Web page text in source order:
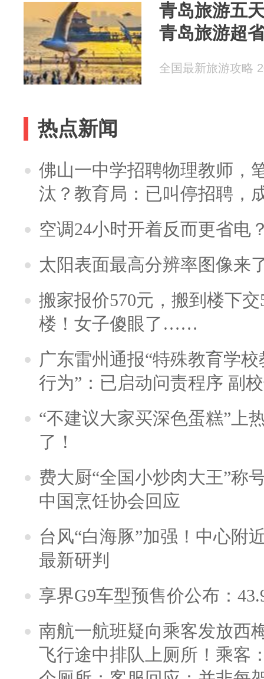
青岛旅游五
青岛旅游超
全国最新旅游攻略
热点新闻
佛山一中学招聘物理教师，
汰？教育局：已叫停招聘，
空调24小时开着反而更省电
太阳表面最高分辨率图像来
搬家报价570元，搬到楼下
楼！女子傻眼了……
广东雷州通报“特殊教育学
行为”：已启动问责程序 副
“不建议大家买深色蛋糕”上
了！
费大厨“全国小炒肉大王”称
中国烹饪协会回应
台风“白海豚”加强！中心附
最新研判
享界G9车型预售价公布：
南航一航班疑向乘客发放西
飞行途中排队上厕所！乘客